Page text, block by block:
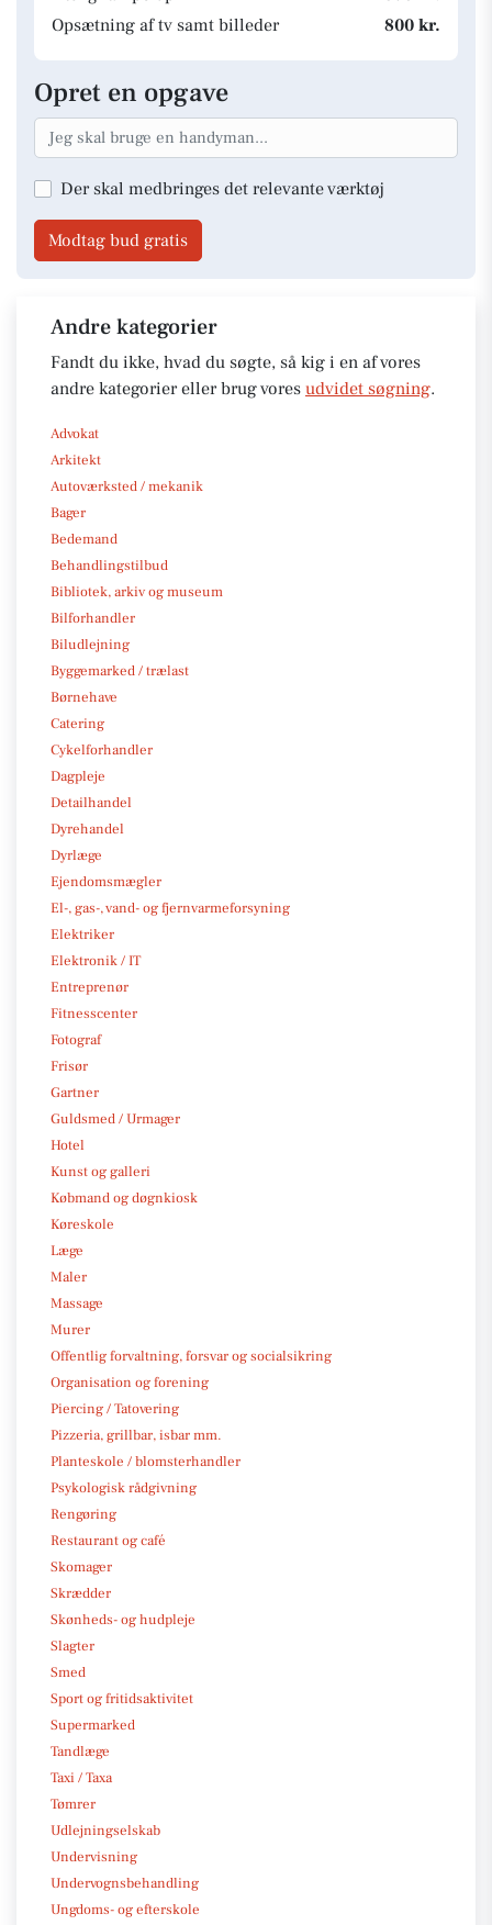
Opsætning af tv samt billeder
800 kr.
Opret en opgave
Der skal medbringes det relevante værktøj
Modtag bud gratis
Andre kategorier
Fandt du ikke, hvad du søgte, så kig i en af vores
andre kategorier eller brug vores udvidet søgning.
Advokat
Arkitekt
Autoværksted / mekanik
Bager
Bedemand
Behandlingstilbud
Bibliotek, arkiv og museum
Bilforhandler
Biludlejning
Byggemarked / trælast
Børnehave
Catering
Cykelforhandler
Dagpleje
Detailhandel
Dyrehandel
Dyrlæge
Ejendomsmægler
El-, gas-, vand- og fjernvarmeforsyning
Elektriker
Elektronik / IT
Entreprenør
Fitnesscenter
Fotograf
Frisør
Gartner
Guldsmed / Urmager
Hotel
Kunst og galleri
Købmand og døgnkiosk
Køreskole
Læge
Maler
Massage
Murer
Offentlig forvaltning, forsvar og socialsikring
Organisation og forening
Piercing / Tatovering
Pizzeria, grillbar, isbar mm.
Planteskole / blomsterhandler
Psykologisk rådgivning
Rengøring
Restaurant og café
Skomager
Skrædder
Skønheds- og hudpleje
Slagter
Smed
Sport og fritidsaktivitet
Supermarked
Tandlæge
Taxi / Taxa
Tømrer
Udlejningselskab
Undervisning
Undervognsbehandling
Ungdoms- og efterskole